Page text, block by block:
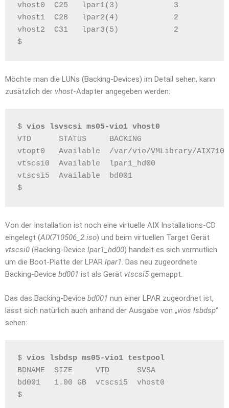
vhost0  C25   lpar1(3)            3
vhost1  C28   lpar2(4)            2
vhost2  C31   lpar3(5)            2
$
Möchte man die LUNs (Backing-Devices) im Detail sehen, kann
zusätzlich der vhost-Adapter angegeben werden:
$ vios lsvscsi ms05-vio1 vhost0
VTD      STATUS     BACKING
vtopt0   Available  /var/vio/VMLibrary/
vtscsi0  Available  lpar1_hd00
vtscsi5  Available  bd001
$
Von der Installation ist noch eine virtuelle AIX Installations-CD
eingelegt (AIX710506_2.iso) und beim virtuellen Target Gerät
vtscsi0 (Backing-Device lpar1_hd00) handelt es sich vermutlich
um die Boot-Platte der LPAR lpar1. Das neu zugeordnete
Backing-Device bd001 ist als Gerät vtscsi5gemappt.
Das das Backing-Device bd001 nun einer LPAR zugeordnet ist,
lässt sich natürlich auch anhand der Ausgabe von „vios lsbdsp“
sehen:
$ vios lsbdsp ms05-vio1 testpool
BDNAME  SIZE     VTD      SVSA
bd001   1.00 GB  vtscsi5  vhost0
$